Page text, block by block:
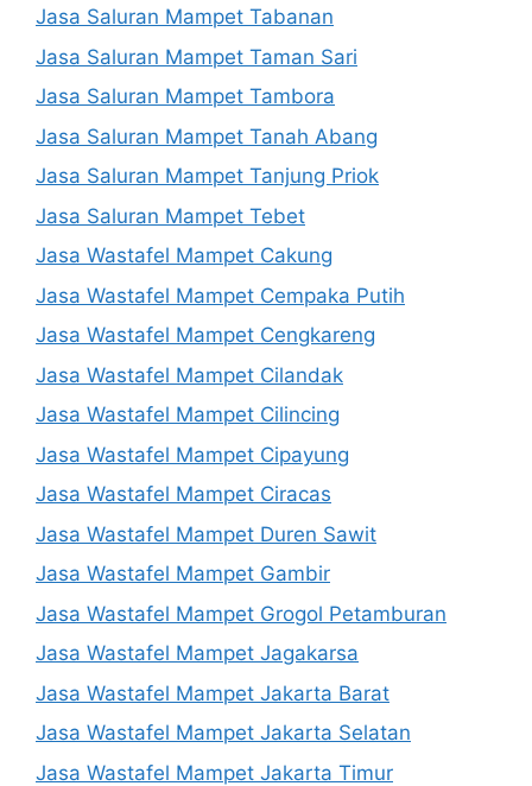
Jasa Saluran Mampet Tabanan
Jasa Saluran Mampet Taman Sari
Jasa Saluran Mampet Tambora
Jasa Saluran Mampet Tanah Abang
Jasa Saluran Mampet Tanjung Priok
Jasa Saluran Mampet Tebet
Jasa Wastafel Mampet Cakung
Jasa Wastafel Mampet Cempaka Putih
Jasa Wastafel Mampet Cengkareng
Jasa Wastafel Mampet Cilandak
Jasa Wastafel Mampet Cilincing
Jasa Wastafel Mampet Cipayung
Jasa Wastafel Mampet Ciracas
Jasa Wastafel Mampet Duren Sawit
Jasa Wastafel Mampet Gambir
Jasa Wastafel Mampet Grogol Petamburan
Jasa Wastafel Mampet Jagakarsa
Jasa Wastafel Mampet Jakarta Barat
Jasa Wastafel Mampet Jakarta Selatan
Jasa Wastafel Mampet Jakarta Timur